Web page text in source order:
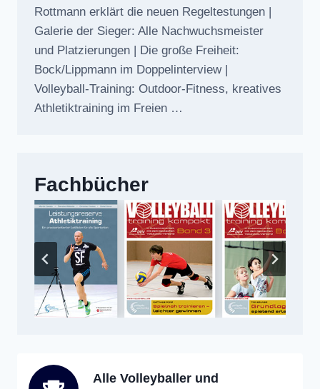
Rottmann erklärt die neuen Regeltestungen |
Galerie der Sieger: Alle Nachwuchsmeister
und Platzierungen | Die große Freiheit:
Bock/Lippmann im Doppelinterview |
Volleyball-Training: Outdoor-Fitness, kreatives
Athletiktraining im Freien …
Fachbücher
Alle Volleyballer und